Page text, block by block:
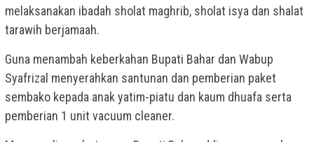
melaksanakan ibadah sholat maghrib, sholat isya dan shalat
tarawih berjamaah.
Guna menambah keberkahan Bupati Bahar dan Wabup
Syafrizal menyerahkan santunan dan pemberian paket
sembako kepada anak yatim-piatu dan kaum dhuafa serta
pemberian 1 unit vacuum cleaner.